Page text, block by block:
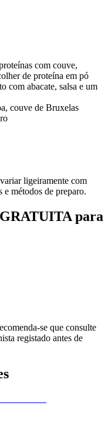
com couve,
de proteína em pó
com abacate, salsa e um
couve de Bruxelas
ligeiramente com
e métodos de preparo.
para
se que consulte
registado antes de